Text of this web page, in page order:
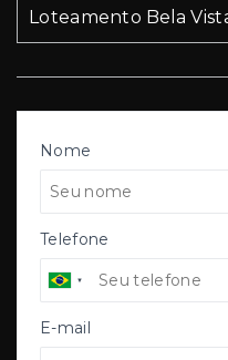
Nome
Telefone
E-mail
Loteamento Bela